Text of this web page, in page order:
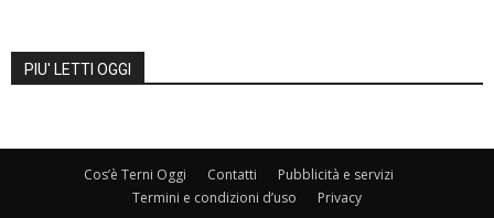
PIU' LETTI OGGI
Cos’è Terni Oggi Contatti
Pubblicità e servizi
Termini e condizioni d’uso
Privacy